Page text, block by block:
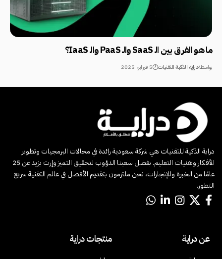
ما هو الفرق بين الـ SaaS والـ PaaS والـ IaaS؟
بواسطةدراية الذكية للتقنيات 5 فبراير، 2025
دراية الذكية للتقنيات هي شركة سعودية رائدة في مجالات البرمجيات وتطوير
الأفكار وتقنيات التعليم. بفضل سعينا الدؤوب لتحقيق التميز وإرث يزيد عن 25
عامًا من الخبرة والإنجازات، نحن ملتزمون بتقديم الأفضل في عالم التقنية سريع
التطور.
عن دراية منتجات دراية